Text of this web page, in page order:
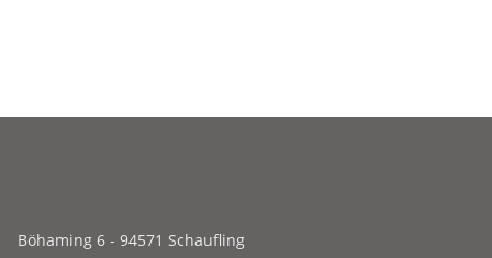
Böhaming 6 - 94571 Schaufling